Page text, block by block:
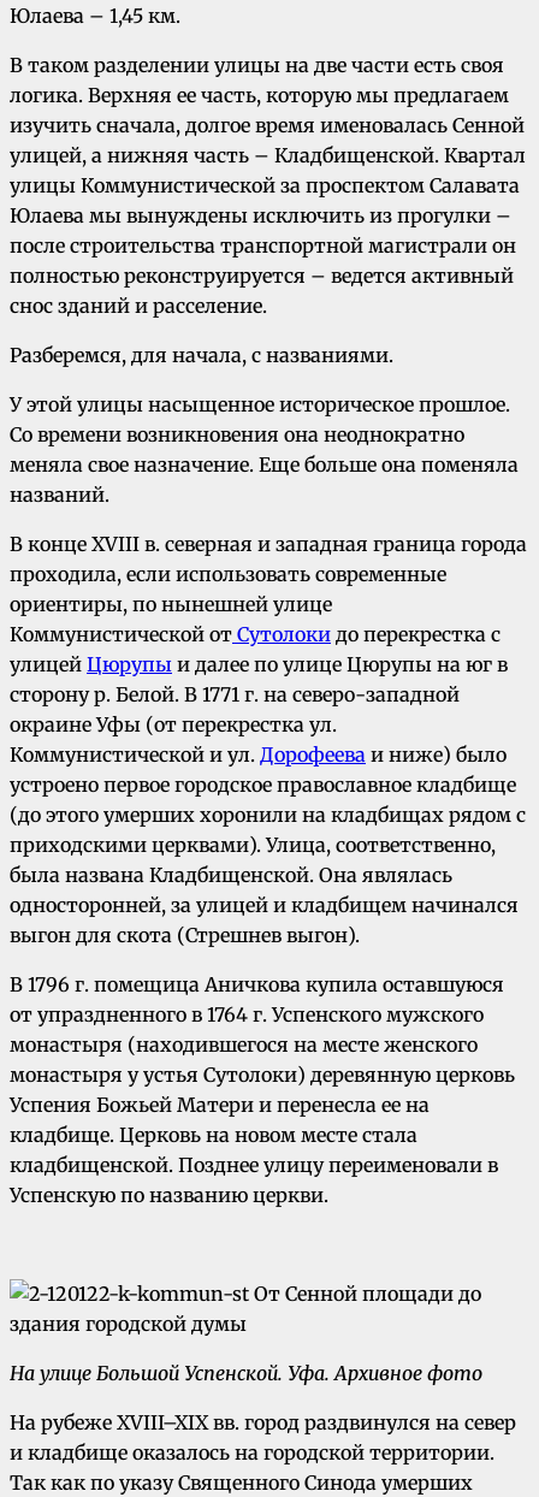
Юлаева – 1,45 км.
В таком разделении улицы на две части есть своя
логика. Верхняя ее часть, которую мы предлагаем
изучить сначала, долгое время именовалась Сенной
улицей, а нижняя часть – Кладбищенской. Квартал
улицы Коммунистической за проспектом Салавата
Юлаева мы вынуждены исключить из прогулки –
после строительства транспортной магистрали он
полностью реконструируется – ведется активный
снос зданий и расселение.
Разберемся, для начала, с названиями.
У этой улицы насыщенное историческое прошлое.
Со времени возникновения она неоднократно
меняла свое назначение. Еще больше она поменяла
названий.
В конце XVIII в. северная и западная граница города
проходила, если использовать современные
ориентиры, по нынешней улице
Коммунистической от Сутолоки до перекрестка с
улицей Цюрупы и далее по улице Цюрупы на юг в
сторону р. Белой. В 1771 г. на северо-западной
окраине Уфы (от перекрестка ул.
Коммунистической и ул. Дорофеева и ниже) было
устроено первое городское православное кладбище
(до этого умерших хоронили на кладбищах рядом с
приходскими церквами). Улица, соответственно,
была названа Кладбищенской. Она являлась
односторонней, за улицей и кладбищем начинался
выгон для скота (Стрешнев выгон).
В 1796 г. помещица Аничкова купила оставшуюся
от упраздненного в 1764 г. Успенского мужского
монастыря (находившегося на месте женского
монастыря у устья Сутолоки) деревянную церковь
Успения Божьей Матери и перенесла ее на
кладбище. Церковь на новом месте стала
кладбищенской. Позднее улицу переименовали в
Успенскую по названию церкви.
На улице Большой Успенской. Уфа.Архивное фото
На рубеже XVIII–XIX вв. город раздвинулся на север
и кладбище оказалось на городской территории.
Так как по указу Священного Синода умерших